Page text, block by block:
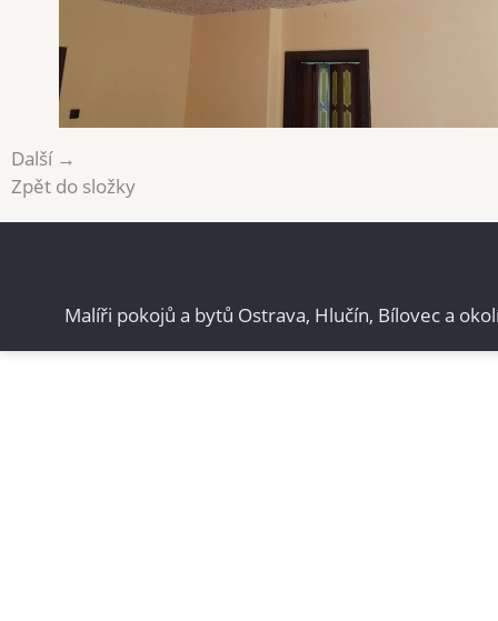
Další →
Zpět do složky
Malíři pokojů a bytů Ostrava, Hlučín, Bílovec a